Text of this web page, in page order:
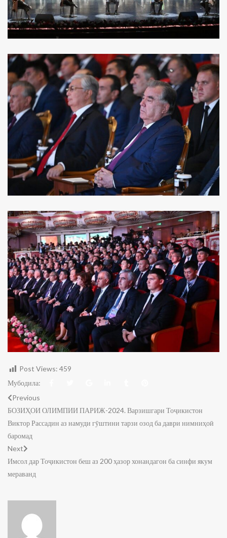
Post Views: 459
Мубодила:
Previous
БОЗИҲОИ ОЛИМПИИ ПАРИЖ-2024. Варзишгари Тоҷикистон
Виктор Рассадин аз намуди гӯштини тарзи озод ба даври нимниҳоӣ
баромад
Next
Имсол дар Тоҷикистон беш аз 200 ҳазор хонандагон ба синфи якум
мераванд